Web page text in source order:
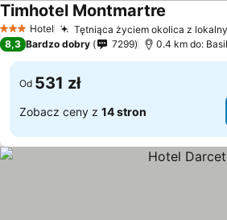
3 Kategoria
Hotel Tętniąca życiem okolica z
Timhotel Montmartre
8,3 Bardzo dobry 7299 0.4 km do:
Od 531 zł
Zobacz ceny z 14 stron